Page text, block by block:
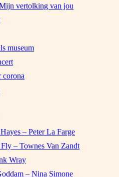
vertolking van jou
museum
– Peter La Farge
– Townes Van Zandt
Wray
– Nina Simone